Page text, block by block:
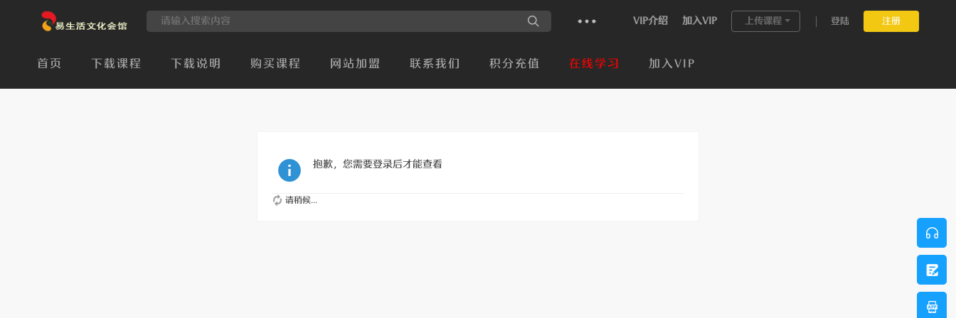
VIP介绍 加入VIP 上传课程 登陆 注册
首页 下载课程 下载说明 购买课程 网站加盟 联系我们 积分充值 在线学习 加入VIP
抱歉，您需要登录后才能查看
请稍候...